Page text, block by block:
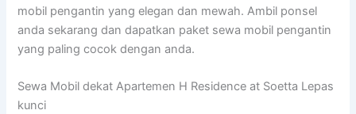
mobil pengantin yang elegan dan mewah. Ambil ponsel
anda sekarang dan dapatkan paket sewa mobil pengantin
yang paling cocok dengan anda.
Sewa Mobil dekat Apartemen H Residence at Soetta Lepas
kunci